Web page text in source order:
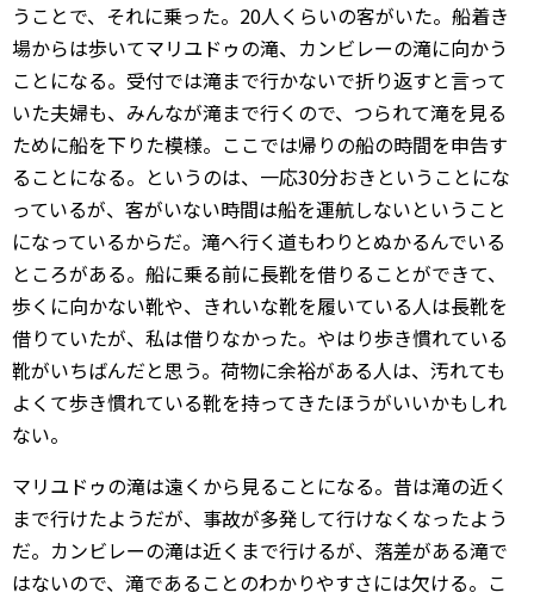
うことで、それに乗った。20人くらいの客がいた。船着き
場からは歩いてマリユドゥの滝、カンビレーの滝に向かう
ことになる。受付では滝まで行かないで折り返すと言って
いた夫婦も、みんなが滝まで行くので、つられて滝を見る
ために船を下りた模様。ここでは帰りの船の時間を申告す
ることになる。というのは、一応30分おきということにな
っているが、客がいない時間は船を運航しないということ
になっているからだ。滝へ行く道もわりとぬかるんでいる
ところがある。船に乗る前に長靴を借りることができて、
歩くに向かない靴や、きれいな靴を履いている人は長靴を
借りていたが、私は借りなかった。やはり歩き慣れている
靴がいちばんだと思う。荷物に余裕がある人は、汚れても
よくて歩き慣れている靴を持ってきたほうがいいかもしれ
ない。
マリユドゥの滝は遠くから見ることになる。昔は滝の近く
まで行けたようだが、事故が多発して行けなくなったよう
だ。カンビレーの滝は近くまで行けるが、落差がある滝で
はないので、滝であることのわかりやすさには欠ける。こ